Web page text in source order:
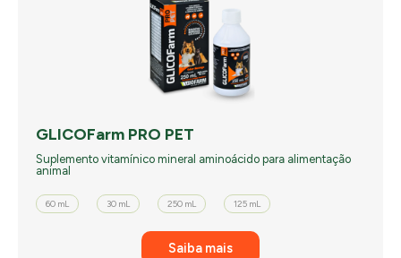
GLICOFarm PRO PET
Suplemento vitamínico mineral aminoácido para alimentação
animal
60 mL 30 mL 250 mL 125 mL
Saiba mais